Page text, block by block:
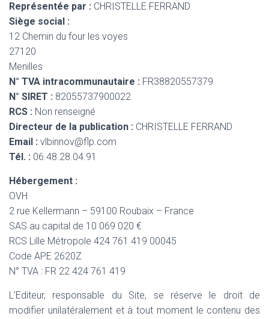
Représentée par : CHRISTELLE FERRAND
Siège social :
12 Chemin du four les voyes
27120
Menilles
N° TVA intracommunautaire : FR38820557379
N° SIRET : 82055737900022
RCS : Non renseigné
Directeur de la publication : CHRISTELLE FERRAND
Email : vlbinnov@flp.com
Tél. : 06.48.28.04.91
Hébergement :
OVH
2 rue Kellermann – 59100 Roubaix – France
SAS au capital de 10 069 020 €
RCS Lille Métropole 424 761 419 00045
Code APE 2620Z
N° TVA : FR 22 424 761 419
L’Editeur, responsable du Site, se réserve le droit de
modifier unilatéralement et à tout moment le contenu des